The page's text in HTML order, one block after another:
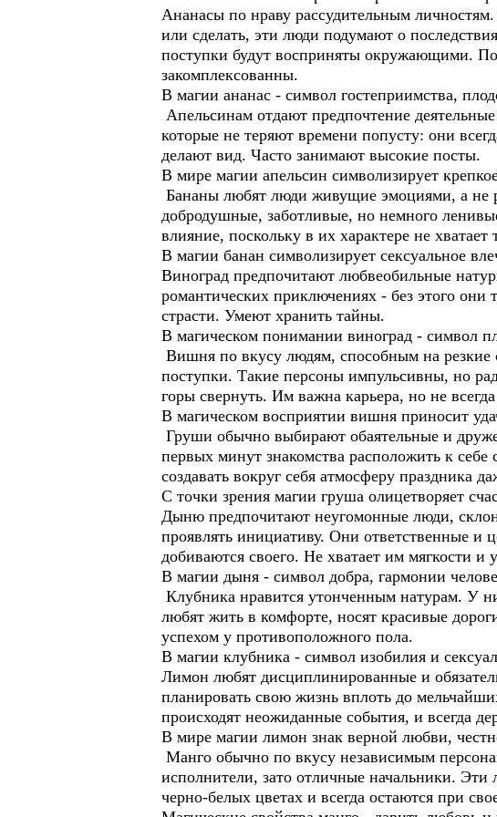
Ананасы по нраву рассудительным
или сделать, эти люди подумают о
поступки будут восприняты окружающими.
закомплексованны.
В магии ананас - символ гостеприимства,
Апельсинам отдают предпочтение
которые не теряют времени попусту: они
делают вид. Часто занимают высокие посты.
В мире магии апельсин символизирует
Бананы любят люди живущие эмоциями, а не
добродушные, заботливые, но немного
влияние, поскольку в их характере не хватает
В магии банан символизирует сексуальное
Виноград предпочитают любвеобильные
романтических приключениях - без этого они
страсти. Умеют хранить тайны.
В магическом понимании виноград - символ
Вишня по вкусу людям, способным на резкие
поступки. Такие персоны импульсивны, но
горы свернуть. Им важна карьера, но не всегда
В магическом восприятии вишня приносит
Груши обычно выбирают обаятельные и
первых минут знакомства расположить к
создавать вокруг себя атмосферу праздника
С точки зрения магии груша олицетворяет
Дыню предпочитают неугомонные люди,
проявлять инициативу. Они ответственные и
добиваются своего. Не хватает им мягкости и
В магии дыня - символ добра, гармонии
Клубника нравится утонченным натурам. У
любят жить в комфорте, носят красивые
успехом у противоположного пола.
В магии клубника - символ изобилия и
Лимон любят дисциплинированные и
планировать свою жизнь вплоть до
происходят неожиданные события, и всегда
В мире магии лимон знак верной любви,
Манго обычно по вкусу независимым
исполнители, зато отличные начальники.
черно-белых цветах и всегда остаются при